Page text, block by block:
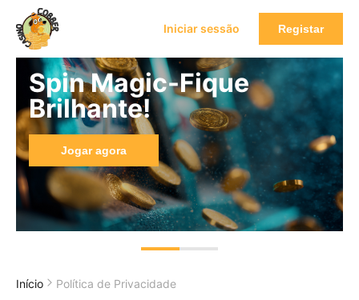
Iniciar sessão Registar
Spin Magic-Fique
Brilhante!
Jogar agora
Início Política de Privacidade